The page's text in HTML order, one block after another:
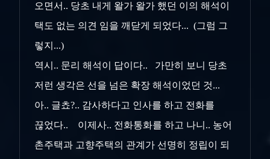
오면서.. 당초 내게 왈가 왈가 했던 이의 해석이
택도 없는 의견 임을 깨닫게 되었다... (그럼 그
렇지...)
역시.. 문리 해석이 답이다.. 가만히 보니 당초
저런 생각은 선을 넘은 확장 해석이었던 것...
아.. 글쵸?.. 감사하다고 인사를 하고 전화를
끊었다.. 이제사.. 전화통화를 하고 나니.. 농어
촌주택과 고향주택의 관계가 선명히 정립이 되